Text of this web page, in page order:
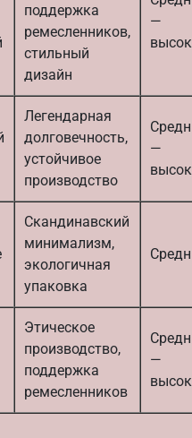
поддержка
ремесленников,
стильный
дизайн
—
Легендарная
долговечность,
устойчивое
производство
—
Скандинавский
минимализм,
экологичная
упаковка
Этическое
производство,
поддержка
ремесленников
—